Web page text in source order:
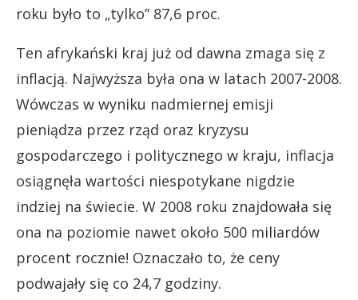
roku było to „tylko” 87,6 proc.
Ten afrykański kraj już od dawna zmaga się z
inflacją. Najwyższa była ona w latach 2007-2008.
Wówczas w wyniku nadmiernej emisji
pieniądza przez rząd oraz kryzysu
gospodarczego i politycznego w kraju, inflacja
osiągnęła wartości niespotykane nigdzie
indziej na świecie. W 2008 roku znajdowała się
ona na poziomie nawet około 500 miliardów
procent rocznie! Oznaczało to, że ceny
podwajały się co 24,7 godziny.